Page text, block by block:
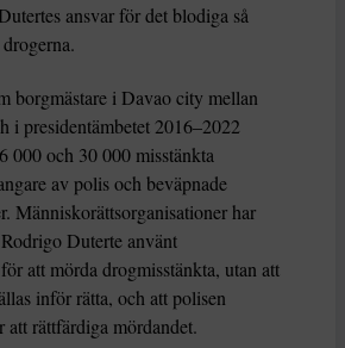
ansvar för det blodiga så
borgmästare i Davao city mellan
i presidentämbetet 2016–2022
000 och 30 000 misstänkta
av polis och beväpnade
Människorättsorganisationer har
Duterte använt
att mörda drogmisstänkta, utan att
inför rätta, och att polisen
att rättfärdiga mördandet.